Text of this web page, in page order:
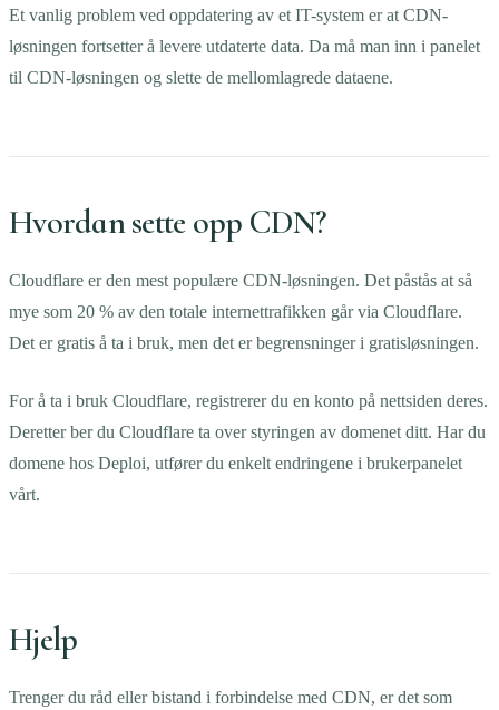
Et vanlig problem ved oppdatering av et IT-system er at CDN-
løsningen fortsetter å levere utdaterte data. Da må man inn i panelet
til CDN-løsningen og slette de mellomlagrede dataene.
Hvordan sette opp CDN?
Cloudflare er den mest populære CDN-løsningen. Det påstås at så
mye som 20 % av den totale internettrafikken går via Cloudflare.
Det er gratis å ta i bruk, men det er begrensninger i gratisløsningen.
For å ta i bruk Cloudflare, registrerer du en konto på nettsiden deres.
Deretter ber du Cloudflare ta over styringen av domenet ditt. Har du
domene hos Deploi, utfører du enkelt endringene i brukerpanelet
vårt.
Hjelp
Trenger du råd eller bistand i forbindelse med CDN, er det som